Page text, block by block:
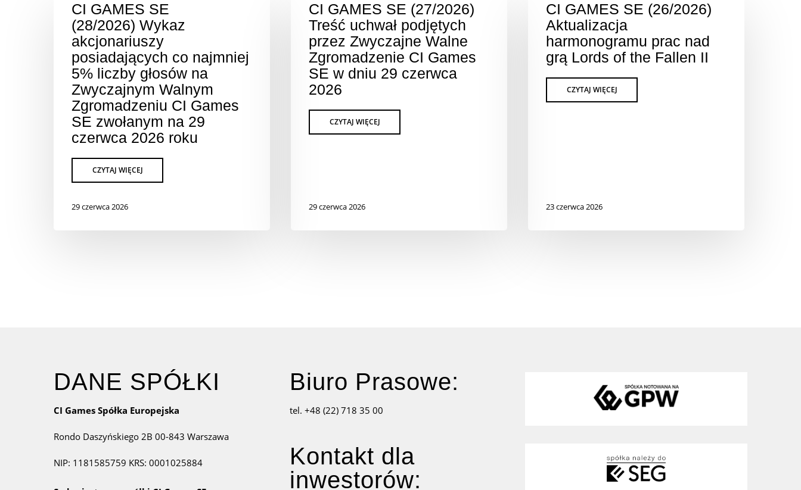
CI GAMES SE
(28/2026) Wykaz
akcjonariuszy
posiadających co najmniej
5% liczby głosów na
Zwyczajnym Walnym
Zgromadzeniu CI Games
SE zwołanym na 29
czerwca 2026 roku
29 czerwca 2026
CI GAMES SE (27/2026)
Treść uchwał podjętych
przez Zwyczajne Walne
Zgromadzenie CI Games
SE w dniu 29 czerwca
2026
29 czerwca 2026
CI GAMES SE (26/2026)
Aktualizacja
harmonogramu prac nad
grą Lords of the Fallen II
23 czerwca 2026
DANE SPÓŁKI
CI Games Spółka Europejska
Rondo Daszyńskiego 2B 00-843 Warszawa
NIP: 1181585759 KRS: 0001025884
Biuro Prasowe:
tel. +48 (22) 718 35 00
Kontakt dla
inwestorów: